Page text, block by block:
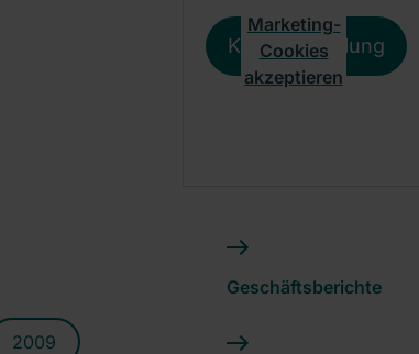
2009
Marketing-
Cookies
akzeptieren
Kursentwicklung
Geschäftsberichte